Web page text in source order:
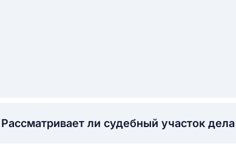
Рассматривает ли судебный участок